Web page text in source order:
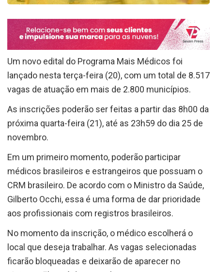
Um novo edital do Programa Mais Médicos foi
lançado nesta terça-feira (20), com um total de 8.517
vagas de atuação em mais de 2.800 municípios.
As inscrições poderão ser feitas a partir das 8h00 da
próxima quarta-feira (21), até as 23h59 do dia 25 de
novembro.
Em um primeiro momento, poderão participar
médicos brasileiros e estrangeiros que possuam o
CRM brasileiro. De acordo com o Ministro da Saúde,
Gilberto Occhi, essa é uma forma de dar prioridade
aos profissionais com registros brasileiros.
No momento da inscrição, o médico escolherá o
local que deseja trabalhar. As vagas selecionadas
ficarão bloqueadas e deixarão de aparecer no